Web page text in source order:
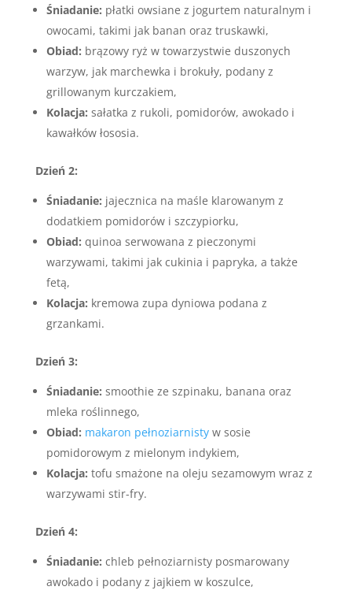
Śniadanie: płatki owsiane z jogurtem naturalnym i
owocami, takimi jak banan oraz truskawki,
Obiad: brązowy ryż w towarzystwie duszonych
warzyw, jak marchewka i brokuły, podany z
grillowanym kurczakiem,
Kolacja: sałatka z rukoli, pomidorów, awokado i
kawałków łososia.
Dzień 2:
Śniadanie: jajecznica na maśle klarowanym z
dodatkiem pomidorów i szczypiorku,
Obiad: quinoa serwowana z pieczonymi
warzywami, takimi jak cukinia i papryka, a także
fetą,
Kolacja: kremowa zupa dyniowa podana z
grzankami.
Dzień 3:
Śniadanie: smoothie ze szpinaku, banana oraz
mleka roślinnego,
Obiad: makaron pełnoziarnistyw sosie
pomidorowym z mielonym indykiem,
Kolacja: tofu smażone na oleju sezamowym wraz z
warzywami stir-fry.
Dzień 4:
Śniadanie: chleb pełnoziarnisty posmarowany
awokado i podany z jajkiem w koszulce,